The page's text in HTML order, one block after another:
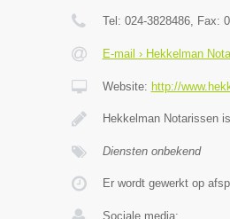
Tel: 024-3828486, Fax:
E-mail › Hekkelman
Website: http://
Hekkelman Notarissen
Diensten onbekend
Er wordt gewerkt op
Sociale media: